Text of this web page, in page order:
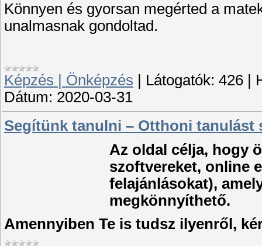
Könnyen és gyorsan megérted a
unalmasnak gondoltad.
Képzés | Önképzés Látogatók: 426
Dátum: 2020-03-31
Segítünk tanulni – Otthoni tanulást
Az oldal célja, hogy
szoftvereket, online
felajánlásokat),
megkönnyíthető.
Amennyiben Te is tudsz ilyenről,